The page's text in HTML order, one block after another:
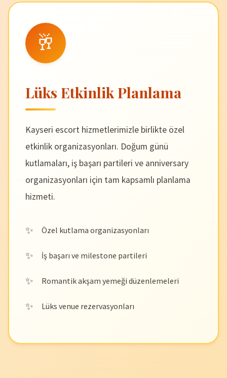
🥂
Lüks Etkinlik Planlama
Kayseri escort hizmetlerimizle birlikte özel
etkinlik organizasyonları. Doğum günü
kutlamaları, iş başarı partileri ve anniversary
organizasyonları için tam kapsamlı planlama
hizmeti.
Özel kutlama organizasyonları
İş başarı ve milestone partileri
Romantik akşam yemeği düzenlemeleri
Lüks venue rezervasyonları